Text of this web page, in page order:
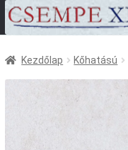
Ugrás
Kilépés
Szolgáltatások
Kivitelezőknek
Kezdőlap Kőhatású